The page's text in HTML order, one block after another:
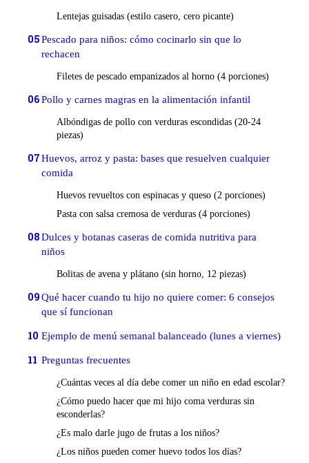
Lentejas guisadas (estilo casero, cero picante)
05Pescado para niños: cómo cocinarlo sin que lo
rechacen
Filetes de pescado empanizados al horno (4 porciones)
06Pollo y carnes magras en la alimentación infantil
Albóndigas de pollo con verduras escondidas (20-24
piezas)
07Huevos, arroz y pasta: bases que resuelven cualquier
comida
Huevos revueltos con espinacas y queso (2 porciones)
Pasta con salsa cremosa de verduras (4 porciones)
08Dulces y botanas caseras de comida nutritiva para
niños
Bolitas de avena y plátano (sin horno, 12 piezas)
09Qué hacer cuando tu hijo no quiere comer: 6 consejos
que sí funcionan
10 Ejemplo de menú semanal balanceado (lunes a viernes)
11 Preguntas frecuentes
¿Cuántas veces al día debe comer un niño en edad escolar?
¿Cómo puedo hacer que mi hijo coma verduras sin
esconderlas?
¿Es malo darle jugo de frutas a los niños?
¿Los niños pueden comer huevo todos los días?